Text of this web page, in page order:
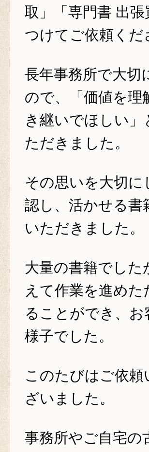
取」「専門書 出
つけてご依頼くだ
長年事務所で大切
ので、「価値を理
き継いでほしい
ただきました。
その思いを大切
認し、活かせる書
いただきました。
大量の書籍でした
えて作業を進め
ることができ、
様子でした。
このたびはご依
ざいました。
事務所やご自宅の